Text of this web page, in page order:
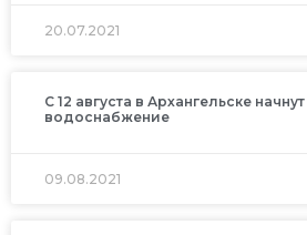
20.07.2021
С 12 августа в Архангельске
водоснабжение
09.08.2021